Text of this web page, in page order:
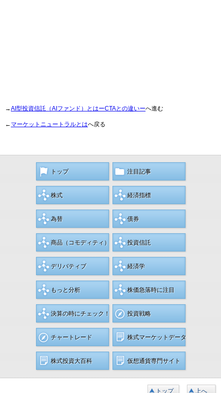
→AI型投資信託（AIファンド）とはーCTAとの違いーへ進む
← マーケットニュートラルとはへ戻る
トップ 注目記事
株式 経済指標
為替 債券
商品（コモディティ） 投資信託
デリバティブ 経済学
もっと分析 株価急落時に注目
決算の時にチェック！ 投資戦略
チャートレード 株式マーケットデータ
株式投資大百科 仮想通貨専門サイト
トップ 上へ